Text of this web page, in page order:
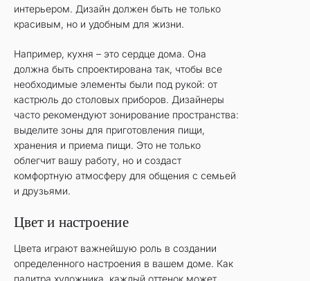
интерьером. Дизайн должен быть не только
красивым, но и удобным для жизни.
Например, кухня – это сердце дома. Она
должна быть спроектирована так, чтобы все
необходимые элементы были под рукой: от
кастрюль до столовых приборов. Дизайнеры
часто рекомендуют зонирование пространства:
выделите зоны для приготовления пищи,
хранения и приема пищи. Это не только
облегчит вашу работу, но и создаст
комфортную атмосферу для общения с семьей
и друзьями.
Цвет и настроение
Цвета играют важнейшую роль в создании
определенного настроения в вашем доме. Как
палитра художника, каждый оттенок может